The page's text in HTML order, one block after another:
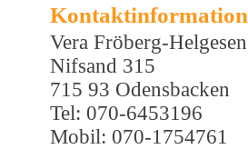
Kontaktinformation
Vera Fröberg-Helgesen
Nifsand 315
715 93 Odensbacken
Tel: 070-6453196
Mobil: 070-1754761